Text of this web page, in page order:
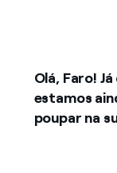
Olá, Faro!
estamos
poupar na